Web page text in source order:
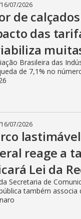
16/07/2026
de
das
Brasileira das
de 7,1% no
16/07/2026
reage a
Lei da
Secretaria de
também